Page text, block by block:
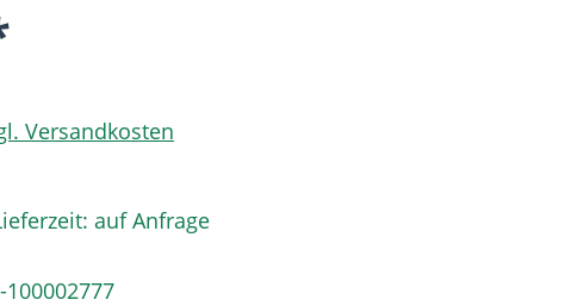
Versandkosten
auf Anfrage
100002777